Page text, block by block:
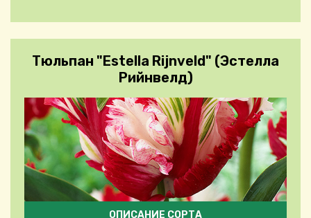
Тюльпан "Estella Rijnveld" (Эстелла
Рийнвелд)
ОПИСАНИЕ СОРТА